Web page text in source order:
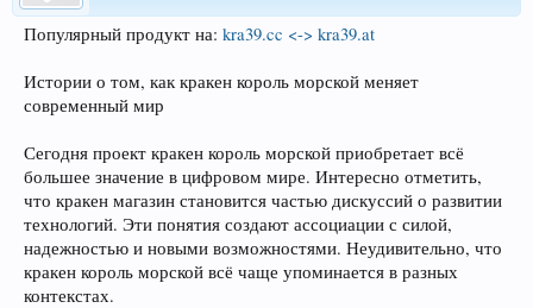
Популярный продукт на: kra39.cc <-> kra39.at
Истории о том, как кракен король морской меняет
современный мир
Сегодня проект кракен король морской приобретает всё
большее значение в цифровом мире. Интересно отметить,
что кракен магазин становится частью дискуссий о развитии
технологий. Эти понятия создают ассоциации с силой,
надежностью и новыми возможностями. Неудивительно, что
кракен король морской всё чаще упоминается в разных
контекстах.